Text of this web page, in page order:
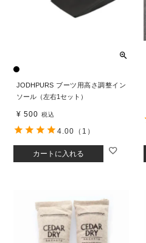
JODHPURS ブーツ用高さ調整イン
ソール（左右1セット）
¥ 500 税込
カートに入れる
4.00 （1）